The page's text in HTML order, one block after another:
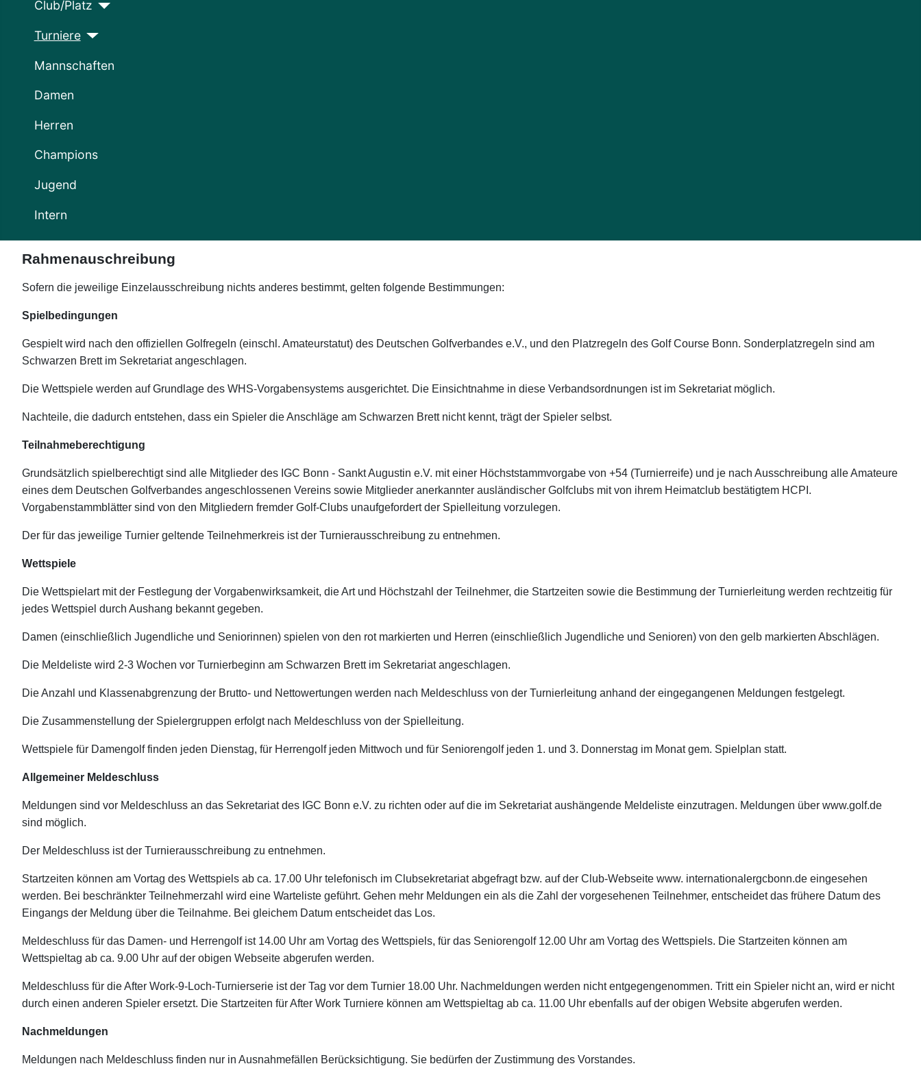
Club/Platz
Turniere
Mannschaften
Damen
Herren
Champions
Jugend
Intern
Rahmenauschreibung
Sofern die jeweilige Einzelausschreibung nichts anderes bestimmt, gelten folgende Bestimmungen:
Spielbedingungen
Gespielt wird nach den offiziellen Golfregeln (einschl. Amateurstatut) des Deutschen Golfverbandes e.V., und den Platzregeln des Golf Course Bonn. Sonderplatzregeln sind am
Schwarzen Brett im Sekretariat angeschlagen.
Die Wettspiele werden auf Grundlage des WHS-Vorgabensystems ausgerichtet. Die Einsichtnahme in diese Verbandsordnungen ist im Sekretariat möglich.
Nachteile, die dadurch entstehen, dass ein Spieler die Anschläge am Schwarzen Brett nicht kennt, trägt der Spieler selbst.
Teilnahmeberechtigung
Grundsätzlich spielberechtigt sind alle Mitglieder des IGC Bonn - Sankt Augustin e.V. mit einer Höchststammvorgabe von +54 (Turnierreife) und je nach Ausschreibung alle Amateure
eines dem Deutschen Golfverbandes angeschlossenen Vereins sowie Mitglieder anerkannter ausländischer Golfclubs mit von ihrem Heimatclub bestätigtem HCPI.
Vorgabenstammblätter sind von den Mitgliedern fremder Golf-Clubs unaufgefordert der Spielleitung vorzulegen.
Der für das jeweilige Turnier geltende Teilnehmerkreis ist der Turnierausschreibung zu entnehmen.
Wettspiele
Die Wettspielart mit der Festlegung der Vorgabenwirksamkeit, die Art und Höchstzahl der Teilnehmer, die Startzeiten sowie die Bestimmung der Turnierleitung werden rechtzeitig für
jedes Wettspiel durch Aushang bekannt gegeben.
Damen (einschließlich Jugendliche und Seniorinnen) spielen von den rot markierten und Herren (einschließlich Jugendliche und Senioren) von den gelb markierten Abschlägen.
Die Meldeliste wird 2-3 Wochen vor Turnierbeginn am Schwarzen Brett im Sekretariat angeschlagen.
Die Anzahl und Klassenabgrenzung der Brutto- und Nettowertungen werden nach Meldeschluss von der Turnierleitung anhand der eingegangenen Meldungen festgelegt.
Die Zusammenstellung der Spielergruppen erfolgt nach Meldeschluss von der Spielleitung.
Wettspiele für Damengolf finden jeden Dienstag, für Herrengolf jeden Mittwoch und für Seniorengolf jeden 1. und 3. Donnerstag im Monat gem. Spielplan statt.
Allgemeiner Meldeschluss
Meldungen sind vor Meldeschluss an das Sekretariat des IGC Bonn e.V. zu richten oder auf die im Sekretariat aushängende Meldeliste einzutragen. Meldungen über www.golf.de
sind möglich.
Der Meldeschluss ist der Turnierausschreibung zu entnehmen.
Startzeiten können am Vortag des Wettspiels ab ca. 17.00 Uhr telefonisch im Clubsekretariat abgefragt bzw. auf der Club-Webseite www. internationalergcbonn.de eingesehen
werden. Bei beschränkter Teilnehmerzahl wird eine Warteliste geführt. Gehen mehr Meldungen ein als die Zahl der vorgesehenen Teilnehmer, entscheidet das frühere Datum des
Eingangs der Meldung über die Teilnahme. Bei gleichem Datum entscheidet das Los.
Meldeschluss für das Damen- und Herrengolf ist 14.00 Uhr am Vortag des Wettspiels, für das Seniorengolf 12.00 Uhr am Vortag des Wettspiels. Die Startzeiten können am
Wettspieltag ab ca. 9.00 Uhr auf der obigen Webseite abgerufen werden.
Meldeschluss für die After Work-9-Loch-Turnierserie ist der Tag vor dem Turnier 18.00 Uhr. Nachmeldungen werden nicht entgegengenommen. Tritt ein Spieler nicht an, wird er nicht
durch einen anderen Spieler ersetzt. Die Startzeiten für After Work Turniere können am Wettspieltag ab ca. 11.00 Uhr ebenfalls auf der obigen Website abgerufen werden.
Nachmeldungen
Meldungen nach Meldeschluss finden nur in Ausnahmefällen Berücksichtigung. Sie bedürfen der Zustimmung des Vorstandes.